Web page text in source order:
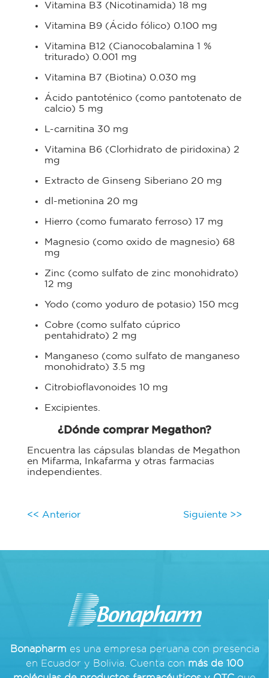
Vitamina B3 (Nicotinamida) 18 mg
Vitamina B9 (Ácido fólico) 0.100 mg
Vitamina B12 (Cianocobalamina 1 %
triturado) 0.001 mg
Vitamina B7 (Biotina) 0.030 mg
Ácido pantoténico (como pantotenato de
calcio) 5 mg
L-carnitina 30 mg
Vitamina B6 (Clorhidrato de piridoxina) 2
mg
Extracto de Ginseng Siberiano 20 mg
dl-metionina 20 mg
Hierro (como fumarato ferroso) 17 mg
Magnesio (como oxido de magnesio) 68
mg
Zinc (como sulfato de zinc monohidrato)
12 mg
Yodo (como yoduro de potasio) 150 mcg
Cobre (como sulfato cúprico
pentahidrato) 2 mg
Manganeso (como sulfato de manganeso
monohidrato) 3.5 mg
Citrobioflavonoides 10 mg
Excipientes.
¿Dónde comprar Megathon?
Encuentra las cápsulas blandas de Megathon
en Mifarma, Inkafarma y otras farmacias
independientes.
Navegación de entradas
<< Anterior Siguiente >>
Bonapharm es una empresa peruana con presencia
en Ecuador y Bolivia. Cuenta con más de 100